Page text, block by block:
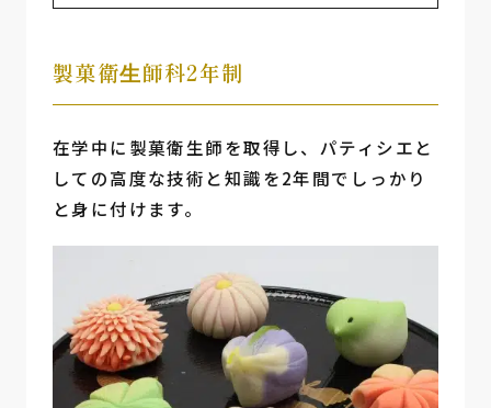
製菓衛⽣師科2年制
在学中に製菓衛生師を取得し、パティシエと
しての高度な技術と知識を2年間でしっかり
と身に付けます。